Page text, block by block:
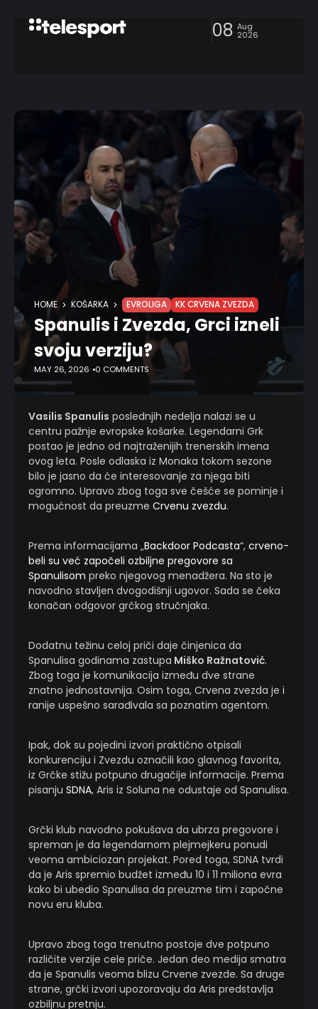
08 Aug
2026
HOME KOŠARKA EVROLIGA KK CRVENA ZVEZDA
Spanulis i Zvezda, Grci izneli
svoju verziju?
MAY 26, 2026 0 COMMENTS
Vasilis Spanulis poslednjih nedelja nalazi se u
centru pažnje evropske košarke. Legendarni Grk
postao je jedno od najtraženijih trenerskih imena
ovog leta. Posle odlaska iz Monaka tokom sezone
bilo je jasno da će interesovanje za njega biti
ogromno. Upravo zbog toga sve češće se pominje i
mogućnost da preuzme Crvenu zvezdu.
Prema informacijama „Backdoor Podcasta“, crveno-
beli su već započeli ozbiljne pregovore sa
Spanulisom preko njegovog menadžera. Na sto je
navodno stavljen dvogodišnji ugovor. Sada se čeka
konačan odgovor grčkog stručnjaka.
Dodatnu težinu celoj priči daje činjenica da
Spanulisa godinama zastupa Miško Ražnatović.
Zbog toga je komunikacija između dve strane
znatno jednostavnija. Osim toga, Crvena zvezda je i
ranije uspešno sarađivala sa poznatim agentom.
Ipak, dok su pojedini izvori praktično otpisali
konkurenciju i Zvezdu označili kao glavnog favorita,
iz Grčke stižu potpuno drugačije informacije. Prema
pisanju SDNA, Aris iz Soluna ne odustaje od Spanulisa.
Grčki klub navodno pokušava da ubrza pregovore i
spreman je da legendarnom plejmejkeru ponudi
veoma ambiciozan projekat. Pored toga, SDNA tvrdi
da je Aris spremio budžet između 10 i 11 miliona evra
kako bi ubedio Spanulisa da preuzme tim i započne
novu eru kluba.
Upravo zbog toga trenutno postoje dve potpuno
različite verzije cele priče. Jedan deo medija smatra
da je Spanulis veoma blizu Crvene zvezde. Sa druge
strane, grčki izvori upozoravaju da Aris predstavlja
ozbiljnu pretnju.